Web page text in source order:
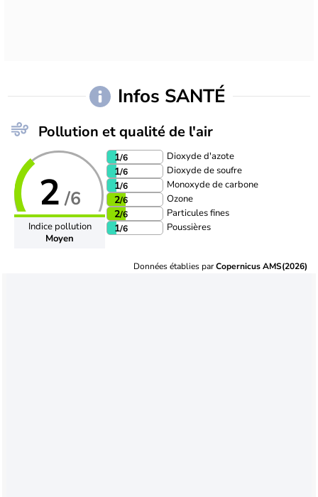
Infos SANTÉ
Pollution et qualité de l'air
2 /6
Indice pollution
Moyen
1/6 Dioxyde d'azote
1/6 Dioxyde de soufre
1/6 Monoxyde de carbone
2/6 Ozone
2/6 Particules fines
1/6 Poussières
Données établies parCopernicus AMS(2026)